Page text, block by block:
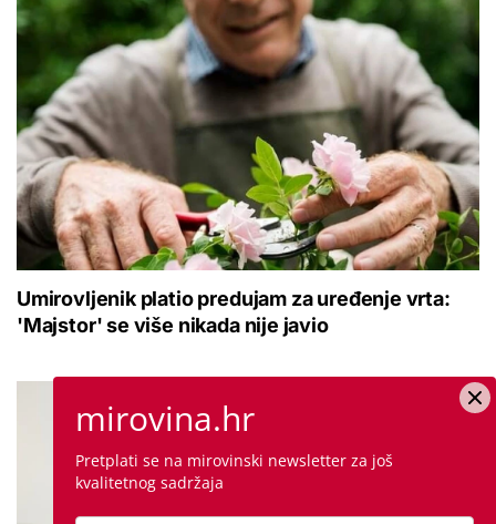
Umirovljenik platio predujam za uređenje vrta:
'Majstor' se više nikada nije javio
mirovina.hr
Pretplati se na mirovinski newsletter za još
kvalitetnog sadržaja